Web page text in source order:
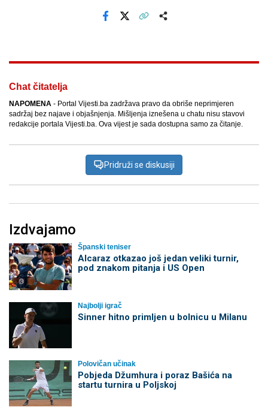
Chat čitatelja
NAPOMENA - Portal Vijesti.ba zadržava pravo da obriše neprimjeren
sadržaj bez najave i objašnjenja. Mišljenja iznešena u chatu nisu stavovi
redakcije portala Vijesti.ba. Ova vijest je sada dostupna samo za čitanje.
Pridruži se diskusiji
Izdvajamo
Španski teniser
Alcaraz otkazao još jedan veliki turnir,
pod znakom pitanja i US Open
Najbolji igrač
Sinner hitno primljen u bolnicu u Milanu
Polovičan učinak
Pobjeda Džumhura i poraz Bašića na
startu turnira u Poljskoj